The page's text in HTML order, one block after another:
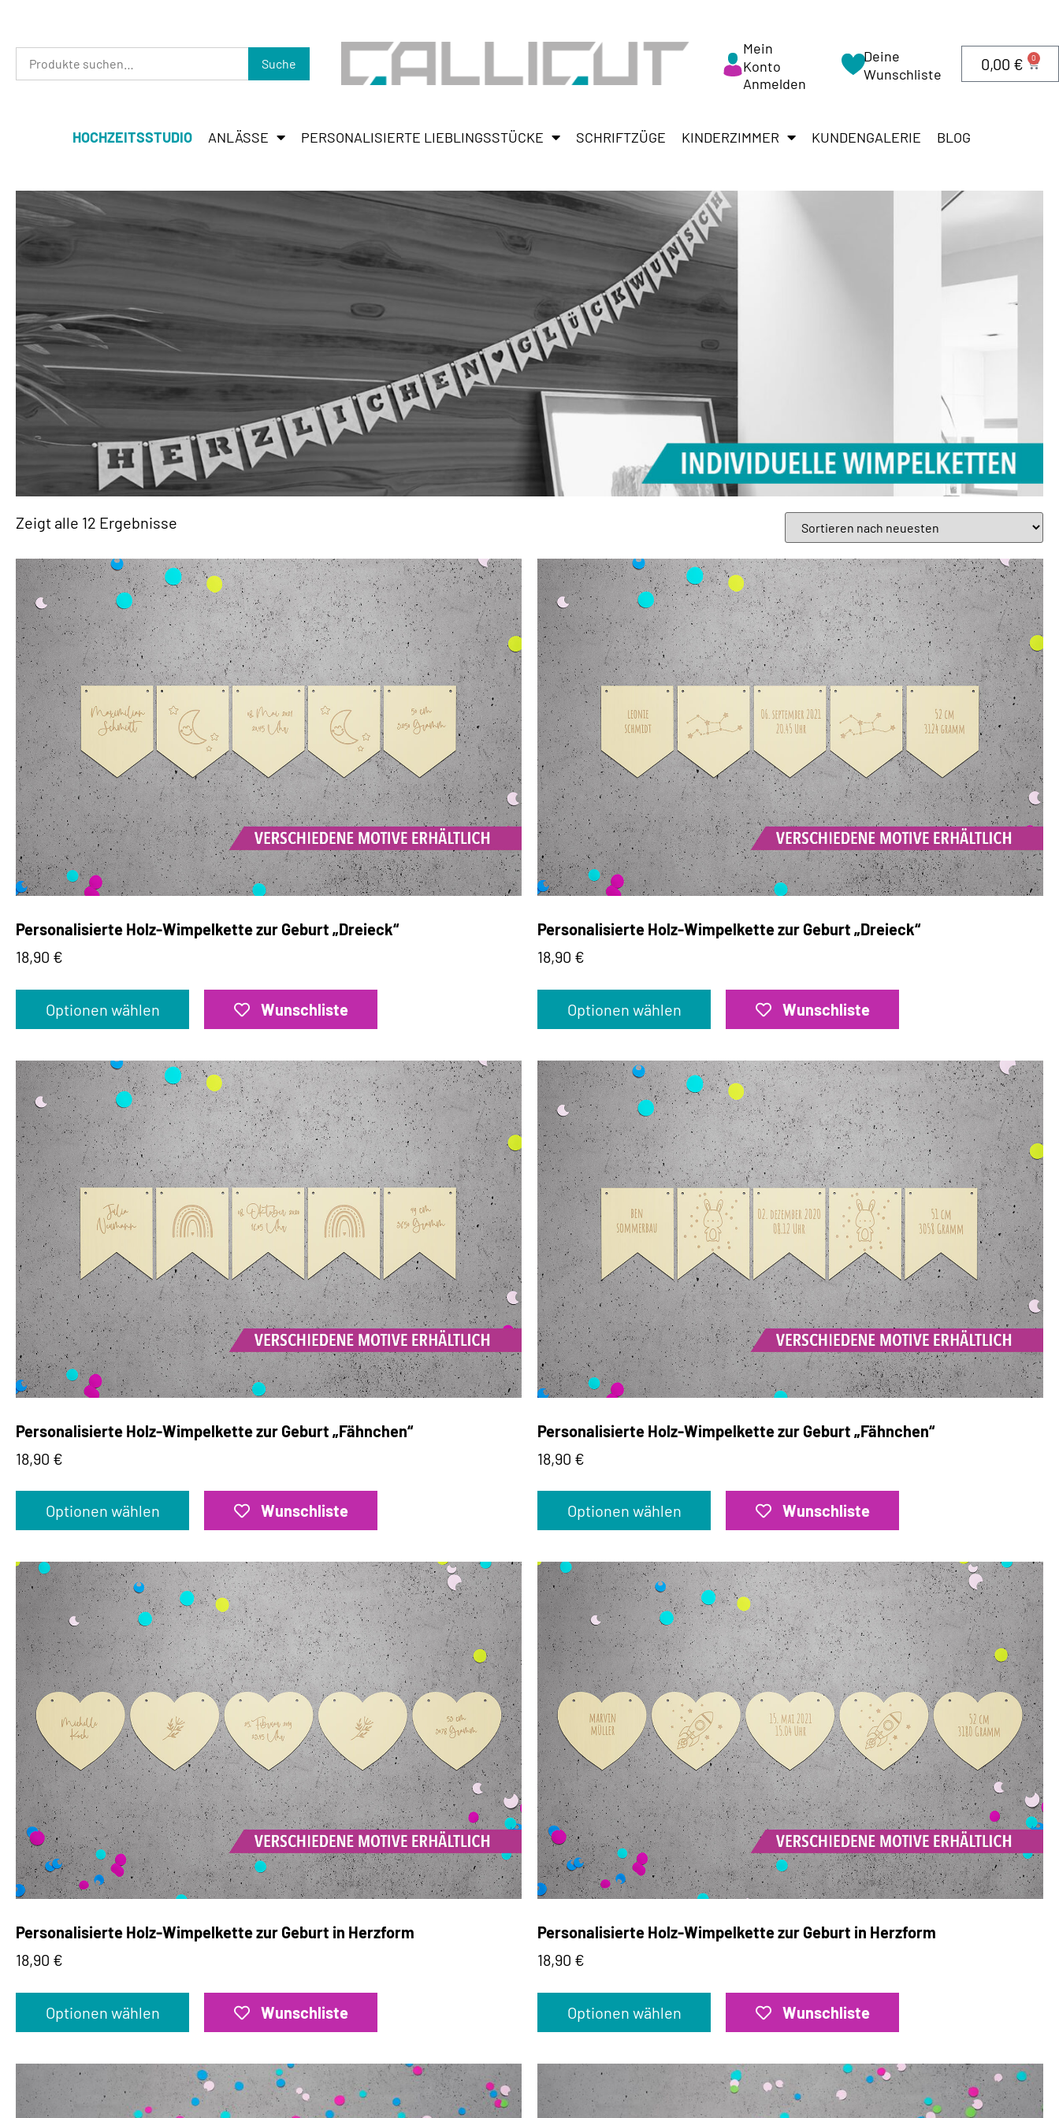
Suche
Mein
Konto
Anmelden
Deine
Wunschliste
0,00 € 0
HOCHZEITSSTUDIO ANLÄSSE PERSONALISIERTE LIEBLINGSSTÜCKE SCHRIFTZÜGE KINDERZIMMER KUNDENGALERIE BLOG
Zeigt alle 12 Ergebnisse
Personalisierte Holz-Wimpelkette zur Geburt „Dreieck“
18,90 €
Optionen wählen Wunschliste
Personalisierte Holz-Wimpelkette zur Geburt „Dreieck“
18,90 €
Optionen wählen Wunschliste
Personalisierte Holz-Wimpelkette zur Geburt „Fähnchen“
18,90 €
Optionen wählen Wunschliste
Personalisierte Holz-Wimpelkette zur Geburt „Fähnchen“
18,90 €
Optionen wählen Wunschliste
Personalisierte Holz-Wimpelkette zur Geburt in Herzform
18,90 €
Optionen wählen Wunschliste
Personalisierte Holz-Wimpelkette zur Geburt in Herzform
18,90 €
Optionen wählen Wunschliste